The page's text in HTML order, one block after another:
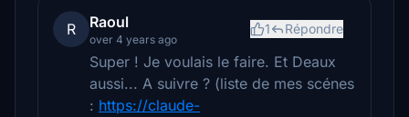
R Raoul
over 4 years ago
1 Répondre
Super ! Je voulais le faire. Et Deaux
aussi... A suivre ? (liste de mes scénes
: https://claude-